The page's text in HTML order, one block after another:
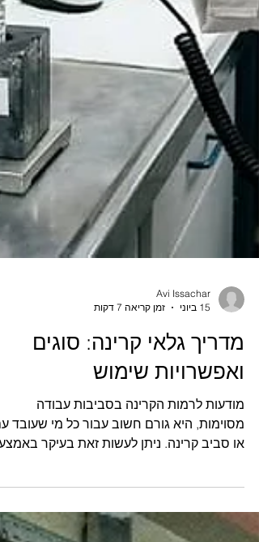
Avi Issachar
15 ביוני
זמן קריאה 7 דקות
מדריך גלאי קרינה: סוגים
ואפשרויות שימוש
או סביב קרינה. ניתן לעשות זאת בעיקר
שימוש בגלאי קרינה מסוגים שונים. הבנה